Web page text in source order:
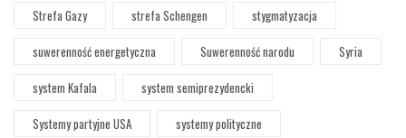
Strefa Gazy
strefa Schengen
stygmatyzacja
suwerenność energetyczna
Suwerenność narodu
Syria
system Kafala
system semiprezydencki
Systemy partyjne USA
systemy polityczne